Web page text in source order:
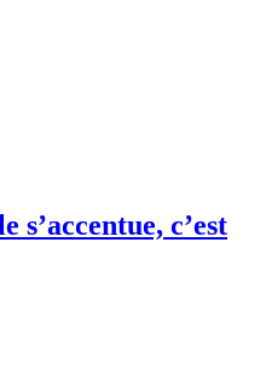
s’accentue, c’est